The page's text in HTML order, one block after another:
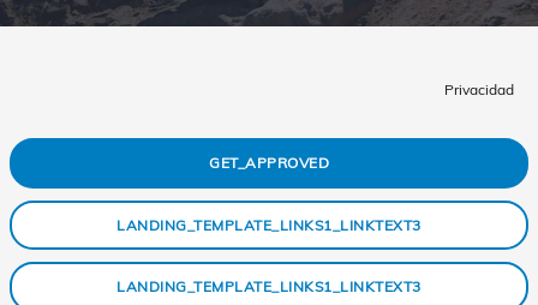
Privacidad
GET_APPROVED
LANDING_TEMPLATE_LINKS1_LINKTEXT3
LANDING_TEMPLATE_LINKS1_LINKTEXT3